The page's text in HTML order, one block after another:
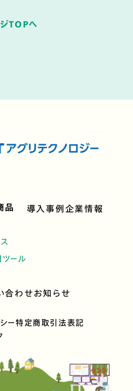
TOPへ
品
ール
導入事例企業情報
合わせお知らせ
ー特定商取引法表記